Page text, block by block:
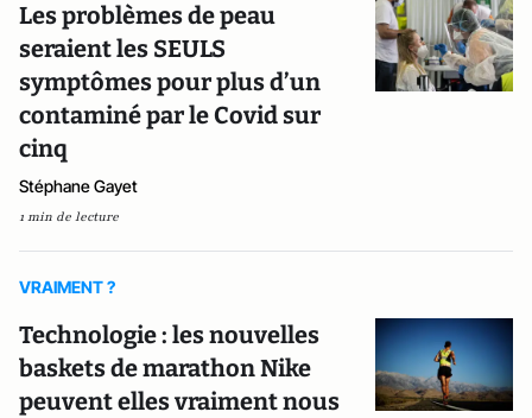
Les problèmes de peau
seraient les SEULS
symptômes pour plus d’un
contaminé par le Covid sur
cinq
Stéphane Gayet
1 min de lecture
VRAIMENT ?
Technologie : les nouvelles
baskets de marathon Nike
peuvent elles vraiment nous